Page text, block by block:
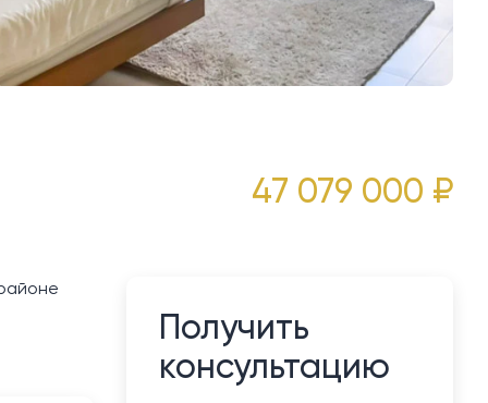
47 079 000 ₽
Получить
консультацию